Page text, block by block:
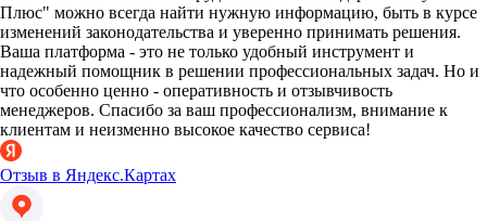
Плюс" можно всегда найти нужную информацию, быть в курсе
изменений законодательства и уверенно принимать решения.
Ваша платформа - это не только удобный инструмент и
надежный помощник в решении профессиональных задач. Но и
что особенно ценно - оперативность и отзывчивость
менеджеров. Спасибо за ваш профессионализм, внимание к
клиентам и неизменно высокое качество сервиса!
Отзыв в Яндекс.Картах